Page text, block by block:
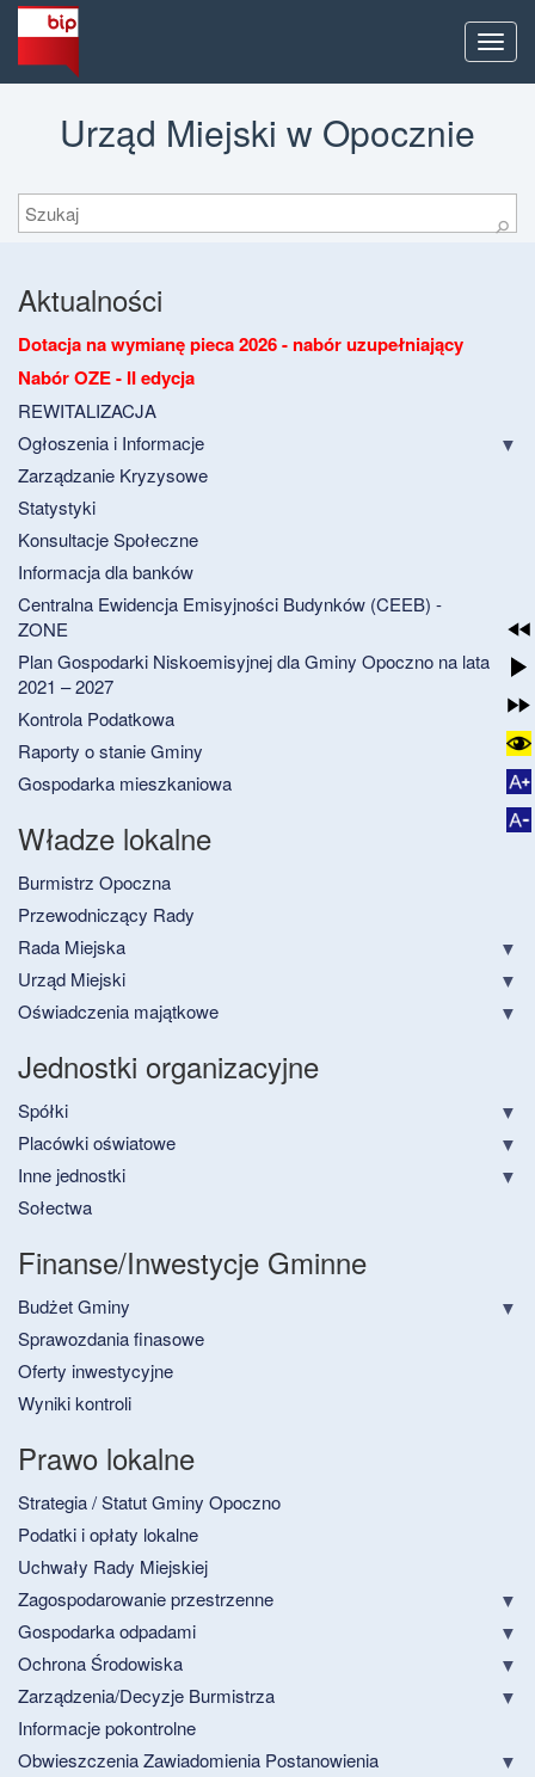
Menu
Urząd Miejski w Opocznie
Szukaj
⚲
Aktualności
Dotacja na wymianę pieca 2026 - nabór uzupełniający
Nabór OZE - II edycja
REWITALIZACJA
Ogłoszenia i Informacje
Zarządzanie Kryzysowe
Statystyki
Konsultacje Społeczne
Informacja dla banków
Centralna Ewidencja Emisyjności Budynków (CEEB) -
ZONE
Plan Gospodarki Niskoemisyjnej dla Gminy Opoczno na lata
2021 – 2027
Kontrola Podatkowa
Raporty o stanie Gminy
Gospodarka mieszkaniowa
Władze lokalne
Burmistrz Opoczna
Przewodniczący Rady
Rada Miejska
Urząd Miejski
Oświadczenia majątkowe
Jednostki organizacyjne
Spółki
Placówki oświatowe
Inne jednostki
Sołectwa
Finanse/Inwestycje Gminne
Budżet Gminy
Sprawozdania finasowe
Oferty inwestycyjne
Wyniki kontroli
Prawo lokalne
Strategia / Statut Gminy Opoczno
Podatki i opłaty lokalne
Uchwały Rady Miejskiej
Zagospodarowanie przestrzenne
Gospodarka odpadami
Ochrona Środowiska
Zarządzenia/Decyzje Burmistrza
Informacje pokontrolne
Obwieszczenia Zawiadomienia Postanowienia